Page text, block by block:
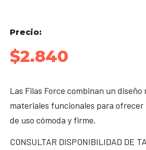
Precio:
$2.840
Las Filas Force combinan un diseño
materiales funcionales para ofrecer
de uso cómoda y firme.
CONSULTAR DISPONIBILIDAD DE